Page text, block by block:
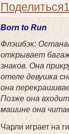
Поделиться
Born to Run
Флэшбэк:
открывает
знаков. Она
отеле девушка
она
Позже она
машине она
Чарли играет на